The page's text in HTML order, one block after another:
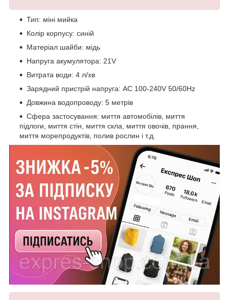
Тип: міні мийка
Колір корпусу: синій
Матеріал шайби: мідь
Напруга акумулятора: 21V
Витрата води: 4 л/хв
Зарядний пристрій напруга: AC 100-240V 50/60Hz
Довжина водопроводу: 5 метрів
Сфера застосування: миття автомобілів, миття
підлоги, миття стін, миття скла, миття овочів, прання,
миття морепродуктів, полив рослин і т.д.